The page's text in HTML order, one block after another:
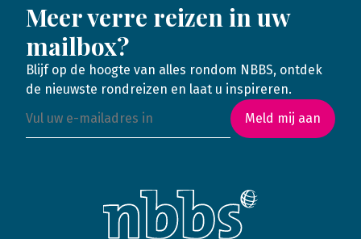
Meer verre reizen in uw
mailbox?
Blijf op de hoogte van alles rondom NBBS, ontdek
de nieuwste rondreizen en laat u inspireren.
Meld mij aan